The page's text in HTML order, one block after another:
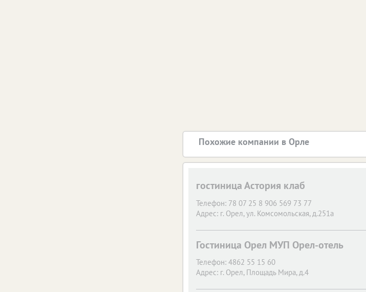
Похожие компании в Орле
гостиница Астория клаб
Телефон: 78 07 25 8 906 569 73 77
Адрес: г. Орел, ул. Комсомольская, д.251а
Гостиница Орел МУП Орел-отель
Телефон: 4862 55 15 60
Адрес: г. Орел, Площадь Мира, д.4